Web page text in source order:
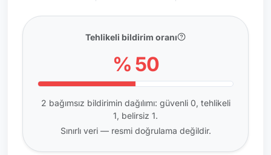
Tehlikeli bildirim oranı
% 50
2 bağımsız bildirimin dağılımı: güvenli 0, tehlikeli
1, belirsiz 1.
Sınırlı veri — resmi doğrulama değildir.